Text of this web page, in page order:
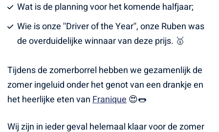
Wat is de planning voor het komende halfjaar;
Wie is onze ''Driver of the Year'', onze Ruben was
de overduidelijke winnaar van deze prijs. 🥇
Tijdens de zomerborrel hebben we gezamenlijk de
zomer ingeluid onder het genot van een drankje en
het heerlijke eten vanFranique😍🌭
Wij zijn in ieder geval helemaal klaar voor de zomer